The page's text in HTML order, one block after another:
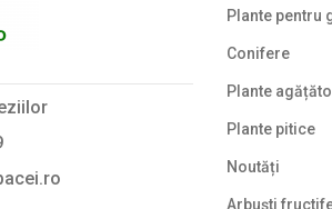
Plante pentru
Conifere
Plante
Plante pitice
Noutăți
Arbuști